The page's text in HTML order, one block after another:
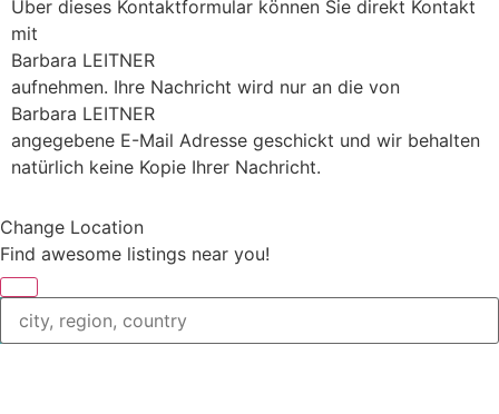
Über dieses Kontaktformular können Sie direkt Kontakt
mit
Barbara LEITNER
aufnehmen. Ihre Nachricht wird nur an die von
Barbara LEITNER
angegebene E-Mail Adresse geschickt und wir behalten
natürlich keine Kopie Ihrer Nachricht.
Change Location
Find awesome listings near you!
Change Location